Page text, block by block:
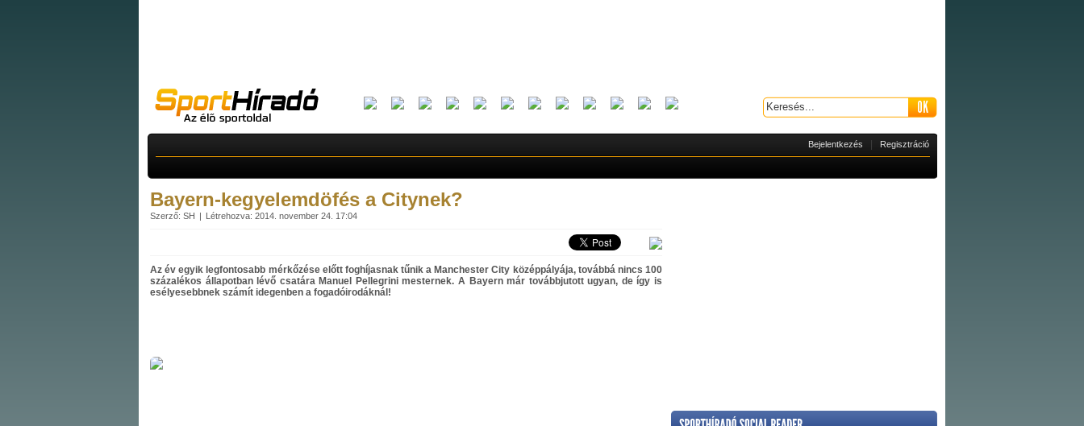
Bejelentkezés Regisztráció
Bayern-kegyelemdöfés a Citynek?
Szerző: SH Létrehozva: 2014. november 24. 17:04
Az év egyik legfontosabb mérkőzése előtt foghíjasnak tűnik a Manchester City középpályája, továbbá nincs 100
százalékos állapotban lévő csatára Manuel Pellegrini mesternek. A Bayern már továbbjutott ugyan, de így is
esélyesebbnek számít idegenben a fogadóirodáknál!